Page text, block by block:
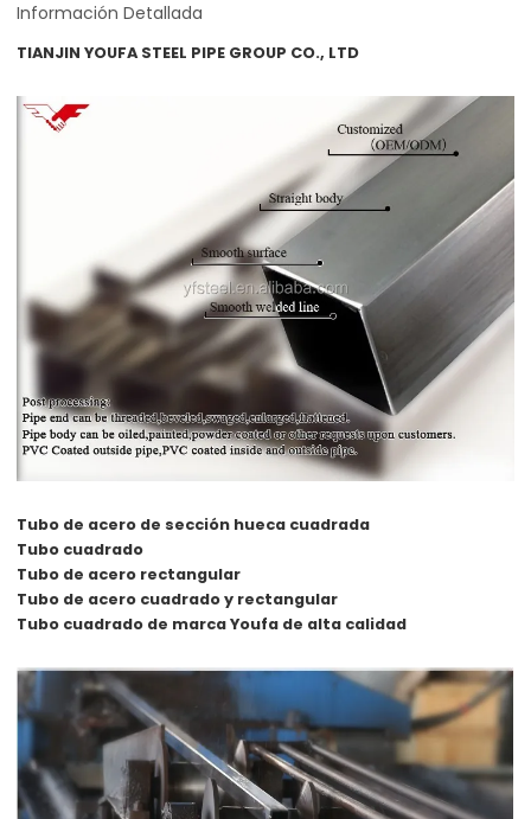
Información Detallada
TIANJIN YOUFA STEEL PIPE GROUP CO., LTD
Tubo de acero de sección hueca cuadrada
Tubo cuadrado
Tubo de acero rectangular
Tubo de acero cuadrado y rectangular
Tubo cuadrado de marca Youfa de alta calidad